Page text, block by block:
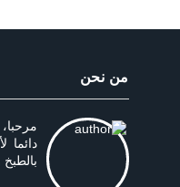
من نحن
دائما